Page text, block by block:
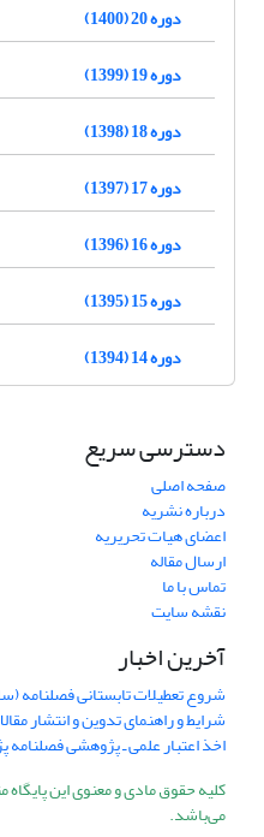
دوره 20 (1400)
دوره 19 (1399)
دوره 18 (1398)
دوره 17 (1397)
دوره 16 (1396)
دوره 15 (1395)
دوره 14 (1394)
دسترسی سریع
صفحه اصلی
درباره نشریه
اعضای هیات تحریریه
ارسال مقاله
تماس با ما
نقشه سایت
آخرین اخبار
شروع تعطیلات تابستانی فصلنامه (سال
شرایط و راهنمای تدوین و انتشار
اخذ اعتبار علمی ـ پژوهشی فصلنامه
کلیه حقوق مادی و معنوی این پایگاه
می‌باشد.